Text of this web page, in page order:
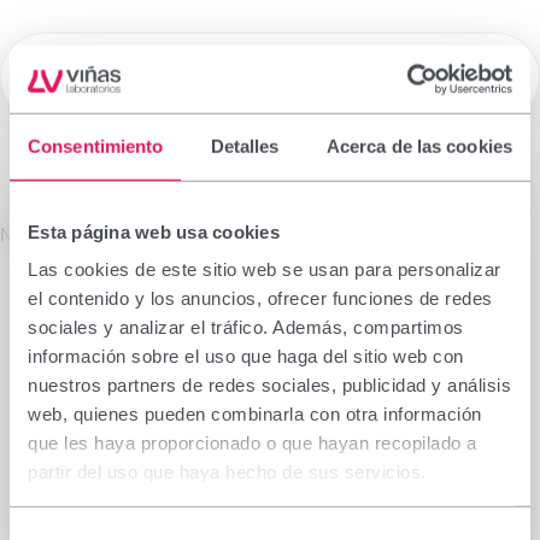
Consentimiento Detalles Acerca de las cookies
Esta página web usa cookies
Las cookies de este sitio web se usan para personalizar
el contenido y los anuncios, ofrecer funciones de redes
sociales y analizar el tráfico. Además, compartimos
información sobre el uso que haga del sitio web con
nuestros partners de redes sociales, publicidad y análisis
web, quienes pueden combinarla con otra información
que les haya proporcionado o que hayan recopilado a
partir del uso que haya hecho de sus servicios.
Laboratorios Viñas ☰
No se encontró el producto solicitado.
Medicamentos de Prescripción
La información que figura en esta sección está
dirigida exclusivamente a profesionales sanitarios
facultados para prescribir o dispensar
medicamentos, por lo que requiere una formación
especializada para su correcta interpretación. En
caso de no pertenecer a este colectivo, le rogamos
se abstenga de continuar.
Declaro que soy profesional sanitario con
capacidad de prescripción o dispensación en